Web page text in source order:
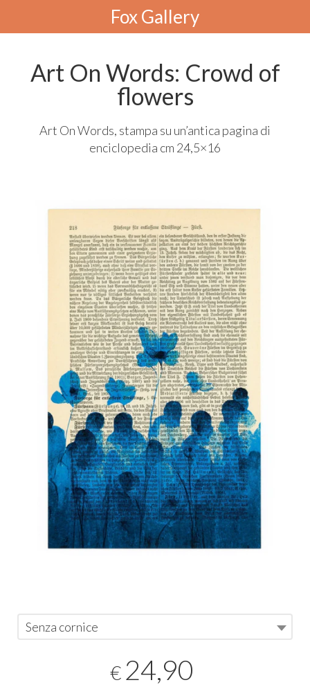
Fox Gallery
Art On Words: Crowd of
flowers
Art On Words, stampa su un’antica pagina di
enciclopedia cm 24,5×16
Senza cornice
€ 24,90